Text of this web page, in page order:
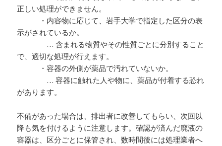
正しい処理ができません。
・内容物に応じて、岩手大学で指定した区分の表
示がされているか。
… 含まれる物質やその性質ごとに分別すること
で、適切な処理が行えます。
・容器の外側が薬品で汚れていないか。
… 容器に触れた人や物に、薬品が付着する恐れ
があります。
不備があった場合は、排出者に改善してもらい、次回以
降も気を付けるように注意します。確認が済んだ廃液の
容器は、区分ごとに保管され、数時間後には処理業者へ